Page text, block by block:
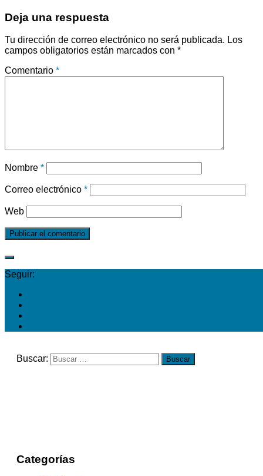
Deja una respuesta
Tu dirección de correo electrónico no será publicada. Los
campos obligatorios están marcados con *
Comentario *
Nombre *
Correo electrónico *
Web
Seguir:
Buscar:
Categorías